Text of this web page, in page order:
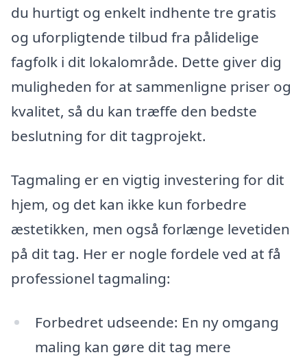
du hurtigt og enkelt indhente tre gratis
og uforpligtende tilbud fra pålidelige
fagfolk i dit lokalområde. Dette giver dig
muligheden for at sammenligne priser og
kvalitet, så du kan træffe den bedste
beslutning for dit tagprojekt.
Tagmaling er en vigtig investering for dit
hjem, og det kan ikke kun forbedre
æstetikken, men også forlænge levetiden
på dit tag. Her er nogle fordele ved at få
professionel tagmaling:
Forbedret udseende: En ny omgang
maling kan gøre dit tag mere